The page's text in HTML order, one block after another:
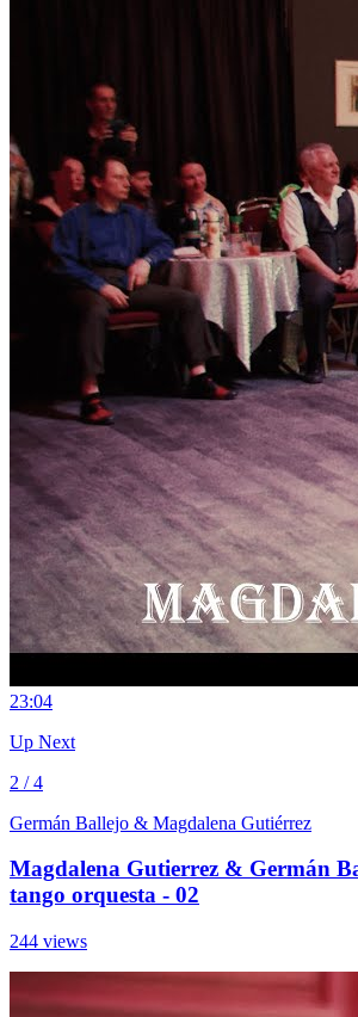
23:04
Up Next
2 / 4
Germán Ballejo & Magdalena Gutiérrez
Magdalena Gutierrez & Germán
tango orquesta - 02
244 views